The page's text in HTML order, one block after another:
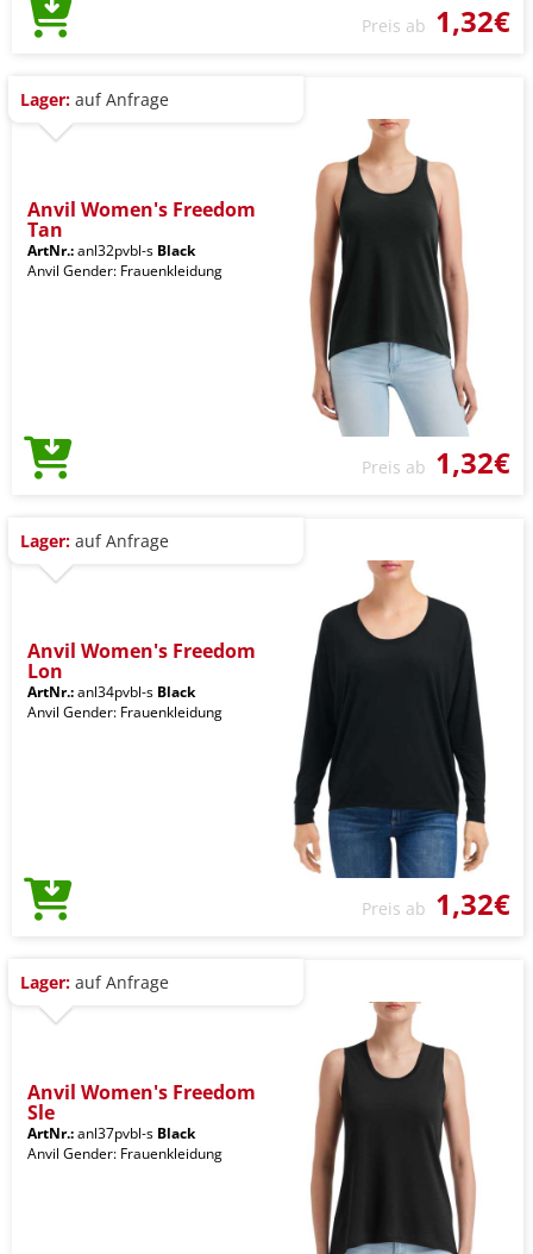
Preis ab 1,32€
Lager: auf Anfrage
Anvil Women's Freedom
Tan
ArtNr.:anl32pvbl-s Black
Anvil Gender: Frauenkleidung
Preis ab 1,32€
Lager: auf Anfrage
Anvil Women's Freedom
Lon
ArtNr.:anl34pvbl-s Black
Anvil Gender: Frauenkleidung
Preis ab 1,32€
Lager: auf Anfrage
Anvil Women's Freedom
Sle
ArtNr.:anl37pvbl-s Black
Anvil Gender: Frauenkleidung